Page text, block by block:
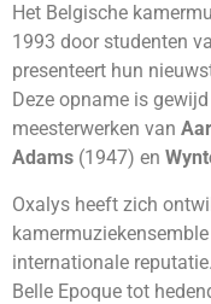
Het Belgische
1993 door studenten
presenteert hun
Deze opname is
meesterwerken van
Adams (1947) en
Oxalys heeft zich
internationale
Belle Epoque tot